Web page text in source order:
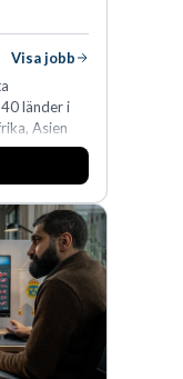
Visa jobb
länder i
Asien
har några
Stockholm,
kan vi
en unik,
är